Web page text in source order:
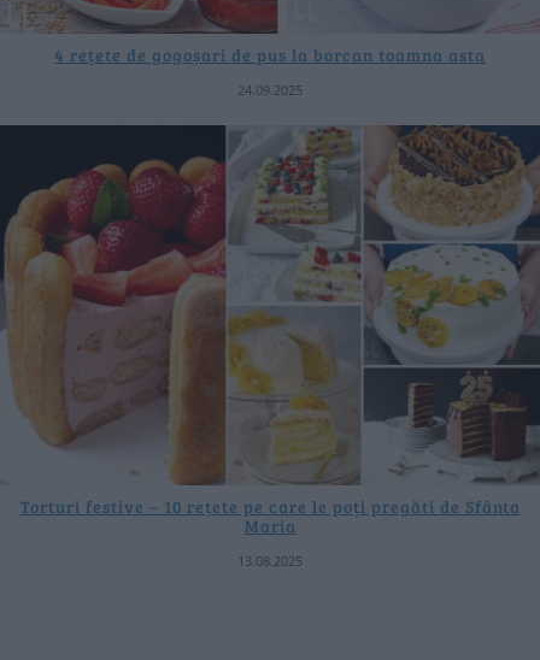
4 rețete de gogoșari de pus la borcan toamna asta
24.09.2025
Torturi festive – 10 rețete pe care le poți pregăti de Sfânta
Maria
13.08.2025